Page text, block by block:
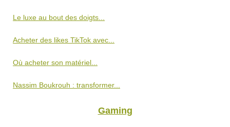
Le luxe au bout des doigts...
Acheter des likes TikTok avec...
Où acheter son matériel...
Nassim Boukrouh : transformer...
Gaming